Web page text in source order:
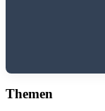
Themen